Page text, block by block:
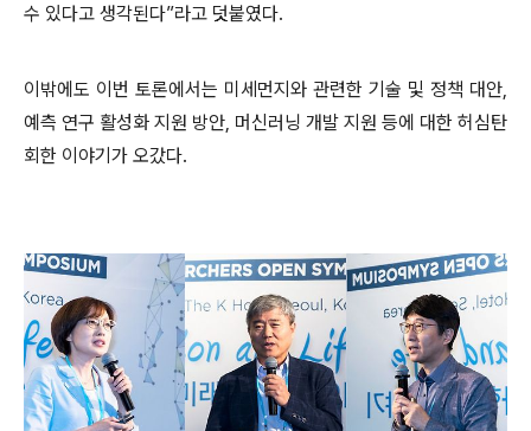
수 있다고 생각된다”라고 덧붙였다.
이밖에도 이번 토론에서는 미세먼지와 관련한 기술 및 정책 대안,
예측 연구 활성화 지원 방안, 머신러닝 개발 지원 등에 대한 허심탄
회한 이야기가 오갔다.